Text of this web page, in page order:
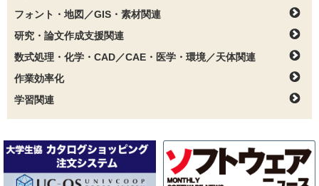
フォント・地図／GIS・素材関連
研究・論文作成支援関連
数式処理・化学・CAD／CAE・医学・環境／天体関連
作業効率化
学習関連